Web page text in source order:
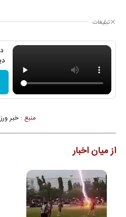
تبلیغات
منبع :خبر
از میان اخبار